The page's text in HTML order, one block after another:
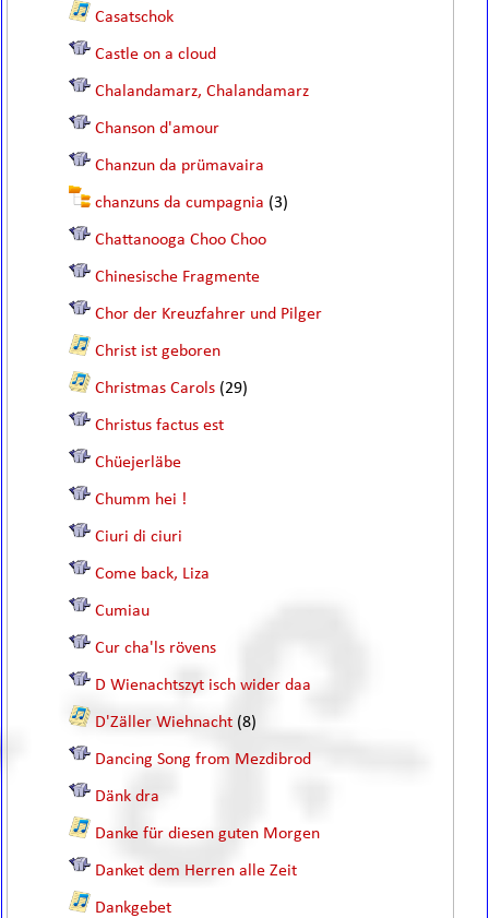
Casatschok
Castle on a cloud
Chalandamarz, Chalandamarz
Chanson d'amour
Chanzun da prümavaira
chanzuns da cumpagnia (3)
Chattanooga Choo Choo
Chinesische Fragmente
Chor der Kreuzfahrer und Pilger
Christ ist geboren
Christmas Carols (29)
Christus factus est
Chüejerläbe
Chumm hei !
Ciuri di ciuri
Come back, Liza
Cumiau
Cur cha'ls rövens
D Wienachtszyt isch wider daa
D'Zäller Wiehnacht (8)
Dancing Song from Mezdibrod
Dänk dra
Danke für diesen guten Morgen
Danket dem Herren alle Zeit
Dankgebet